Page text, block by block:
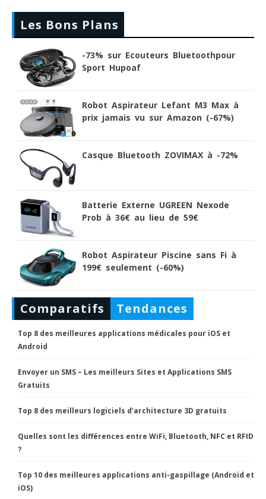
Les Bons Plans
-73% sur Ecouteurs Bluetoothpour
Sport Hupoaf
Robot Aspirateur Lefant M3 Max à
prix jamais vu sur Amazon (-67%)
Casque Bluetooth ZOVIMAX à -72%
Batterie Externe UGREEN Nexode
Prob à 36€ au lieu de 59€
Robot Aspirateur Piscine sans Fi à
199€ seulement (-60%)
Comparatifs Tendances
Top 8 des meilleures applications médicales pour iOS et
Android
Envoyer un SMS – Les meilleurs Sites et Applications SMS
Gratuits
Top 8 des meilleurs logiciels d’architecture 3D gratuits
Quelles sont les différences entre WiFi, Bluetooth, NFC et RFID
?
Top 10 des meilleures applications anti-gaspillage (Android et
iOS)